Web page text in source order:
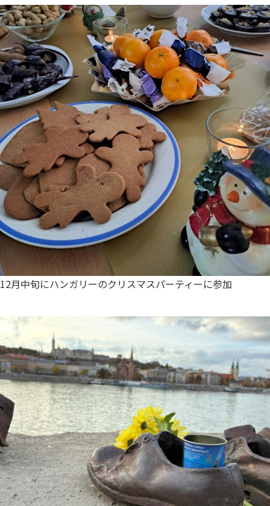
12月中旬にハンガリーのクリスマスパーティーに参加